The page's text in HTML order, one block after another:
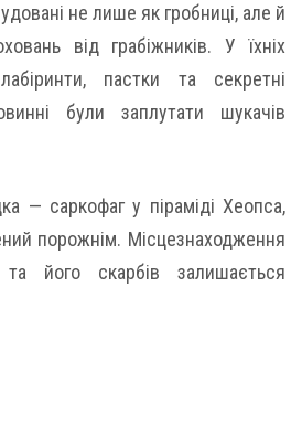
не лише як гробниці, але й
від грабіжників. У їхніх
пастки та секретні
були заплутати шукачів
— саркофаг у піраміді Хеопса,
порожнім. Місцезнаходження
його скарбів залишається